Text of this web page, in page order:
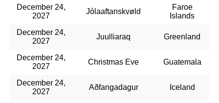
December 24,
2027
Jólaaftanskvøld
Faroe
Islands
December 24,
2027
Juulliaraq Greenland
December 24,
2027
Christmas Eve Guatemala
December 24,
2027
Aðfangadagur Iceland